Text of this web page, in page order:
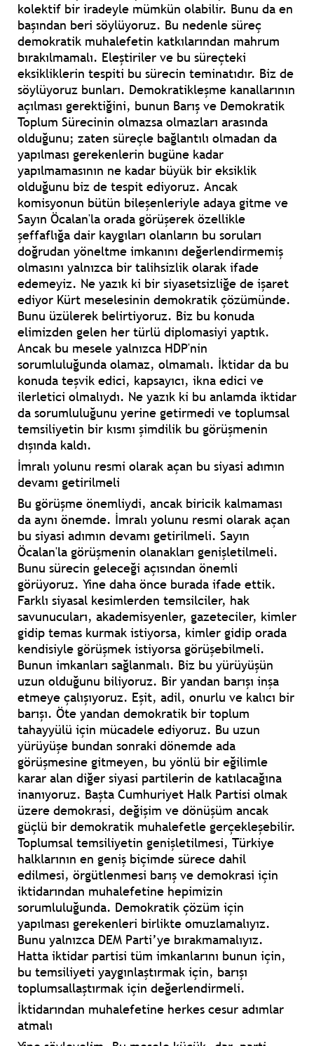
kolektif bir iradeyle mümkün olabilir. Bunu da en
başından beri söylüyoruz. Bu nedenle süreç
demokratik muhalefetin katkılarından mahrum
bırakılmamalı. Eleştiriler ve bu süreçteki
eksikliklerin tespiti bu sürecin teminatıdır. Biz de
söylüyoruz bunları. Demokratikleşme kanallarının
açılması gerektiğini, bunun Barış ve Demokratik
Toplum Sürecinin olmazsa olmazları arasında
olduğunu; zaten süreçle bağlantılı olmadan da
yapılması gerekenlerin bugüne kadar
yapılmamasının ne kadar büyük bir eksiklik
olduğunu biz de tespit ediyoruz. Ancak
komisyonun bütün bileşenleriyle adaya gitme ve
Sayın Öcalan'la orada görüşerek özellikle
şeffaflığa dair kaygıları olanların bu soruları
doğrudan yöneltme imkanını değerlendirmemiş
olmasını yalnızca bir talihsizlik olarak ifade
edemeyiz. Ne yazık ki bir siyasetsizliğe de işaret
ediyor Kürt meselesinin demokratik çözümünde.
Bunu üzülerek belirtiyoruz. Biz bu konuda
elimizden gelen her türlü diplomasiyi yaptık.
Ancak bu mesele yalnızca HDP'nin
sorumluluğunda olamaz, olmamalı. İktidar da bu
konuda teşvik edici, kapsayıcı, ikna edici ve
ilerletici olmalıydı. Ne yazık ki bu anlamda iktidar
da sorumluluğunu yerine getirmedi ve toplumsal
temsiliyetin bir kısmı şimdilik bu görüşmenin
dışında kaldı.
İmralı yolunu resmi olarak açan bu siyasi adımın
devamı getirilmeli
Bu görüşme önemliydi, ancak biricik kalmaması
da aynı önemde. İmralı yolunu resmi olarak açan
bu siyasi adımın devamı getirilmeli. Sayın
Öcalan'la görüşmenin olanakları genişletilmeli.
Bunu sürecin geleceği açısından önemli
görüyoruz. Yine daha önce burada ifade ettik.
Farklı siyasal kesimlerden temsilciler, hak
savunucuları, akademisyenler, gazeteciler, kimler
gidip temas kurmak istiyorsa, kimler gidip orada
kendisiyle görüşmek istiyorsa görüşebilmeli.
Bunun imkanları sağlanmalı. Biz bu yürüyüşün
uzun olduğunu biliyoruz. Bir yandan barışı inşa
etmeye çalışıyoruz. Eşit, adil, onurlu ve kalıcı bir
barışı. Öte yandan demokratik bir toplum
tahayyülü için mücadele ediyoruz. Bu uzun
yürüyüşe bundan sonraki dönemde ada
görüşmesine gitmeyen, bu yönlü bir eğilimle
karar alan diğer siyasi partilerin de katılacağına
inanıyoruz. Başta Cumhuriyet Halk Partisi olmak
üzere demokrasi, değişim ve dönüşüm ancak
güçlü bir demokratik muhalefetle gerçekleşebilir.
Toplumsal temsiliyetin genişletilmesi, Türkiye
halklarının en geniş biçimde sürece dahil
edilmesi, örgütlenmesi barış ve demokrasi için
iktidarından muhalefetine hepimizin
sorumluluğunda. Demokratik çözüm için
yapılması gerekenleri birlikte omuzlamalıyız.
Bunu yalnızca DEM Parti’ye bırakmamalıyız.
Hatta iktidar partisi tüm imkanlarını bunun için,
bu temsiliyeti yaygınlaştırmak için, barışı
toplumsallaştırmak için değerlendirmeli.
İktidarından muhalefetine herkes cesur adımlar
atmalı